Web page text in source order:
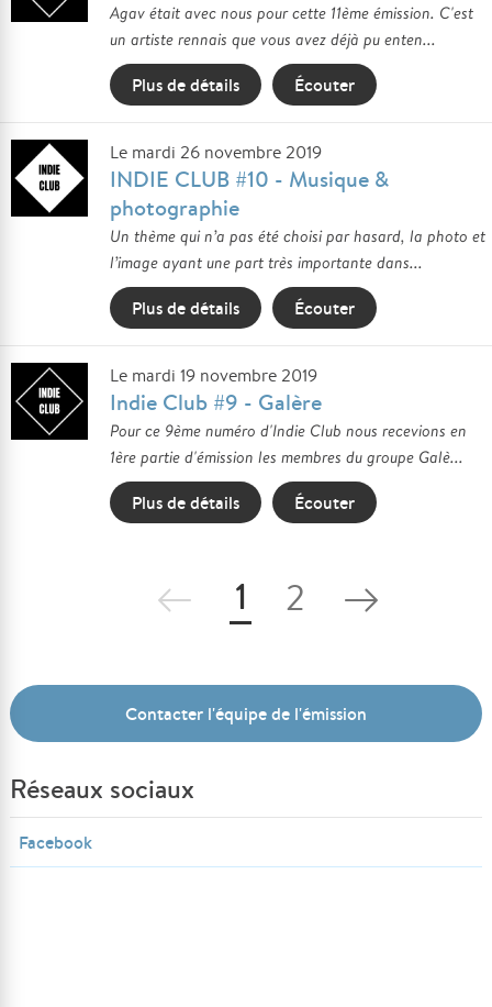
Agav était avec nous pour cette 11ème émission. C'est
un artiste rennais que vous avez déjà pu enten...
Plus de détails Écouter
Le mardi 26 novembre 2019
INDIE CLUB #10 - Musique &
photographie
Un thème qui n’a pas été choisi par hasard, la photo et
l’image ayant une part très importante dans...
Plus de détails Écouter
Le mardi 19 novembre 2019
Indie Club #9 - Galère
Pour ce 9ème numéro d'Indie Club nous recevions en
1ère partie d'émission les membres du groupe Galè...
Plus de détails Écouter
1 2
Contacter l'équipe de l'émission
Réseaux sociaux
Facebook